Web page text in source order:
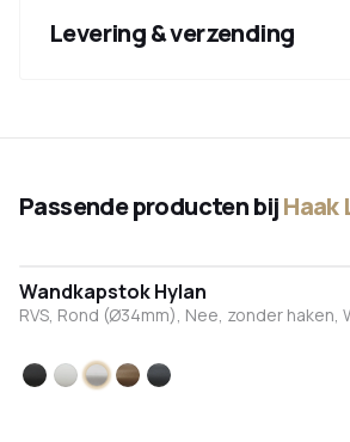
Levering & verzending
Passende producten bijHaak
Wandkapstok Hylan
RVS, Rond (Ø34mm), Nee, zonder haken,
Zwart
WitRVSBronsAntraciet